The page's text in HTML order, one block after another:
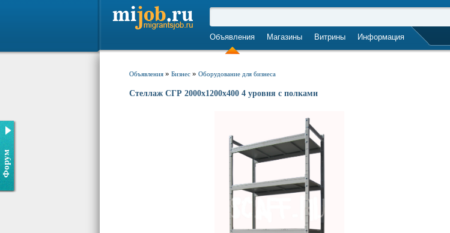
Объявления Магазины Витрины Информация
Форум
Объявления » Бизнес » Оборудование для бизнеса
Стеллаж СГР 2000х1200х400 4 уровня с полками